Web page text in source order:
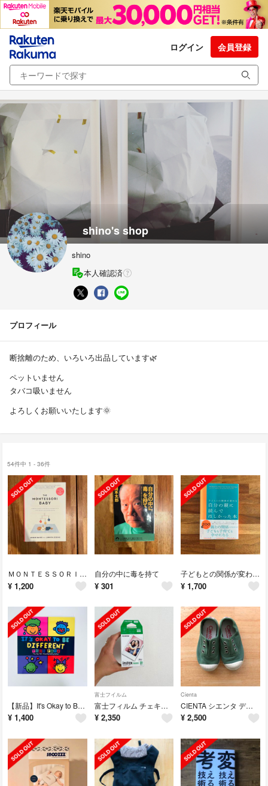
ログイン 会員登録
shino's shop
shino
本人確認済
プロフィール
断捨離のため、いろいろ出品しています🌿
ペットいません
タバコ吸いません
よろしくお願いいたします🌞
54件中 1 - 36件
ＭＯＮＴＥＳＳＯＲＩ， ＢＡＢＹ，ＴＨＥ（Ｐ）
¥ 1,200
自分の中に毒を持て
¥ 301
子どもとの関係が変わる自分の親に読んでほしかった本
¥ 1,700
【新品】It's Okay to Be Different
¥ 1,400
富士フイルム
富士フィルム チェキ用 instax mini 20枚
¥ 2,350
Cienta
CIENTA シエンタ デッキシューズ スリッポン VERDE (グリーン)
¥ 2,500